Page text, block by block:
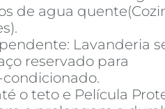
de agua
Lavanderia
reservado para
o teto e Película